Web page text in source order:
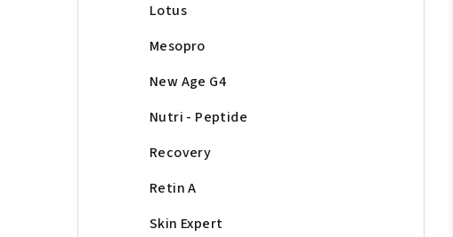
Lotus
Mesopro
New Age G4
Nutri - Peptide
Recovery
Retin A
Skin Expert